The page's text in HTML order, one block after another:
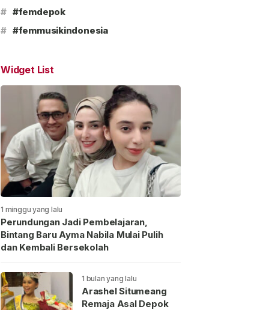
# #femdepok
# #femmusikindonesia
Widget List
1 minggu yang lalu
Perundungan Jadi Pembelajaran,
Bintang Baru Ayma Nabila Mulai Pulih
dan Kembali Bersekolah
1 bulan yang lalu
Arashel Situmeang
Remaja Asal Depok